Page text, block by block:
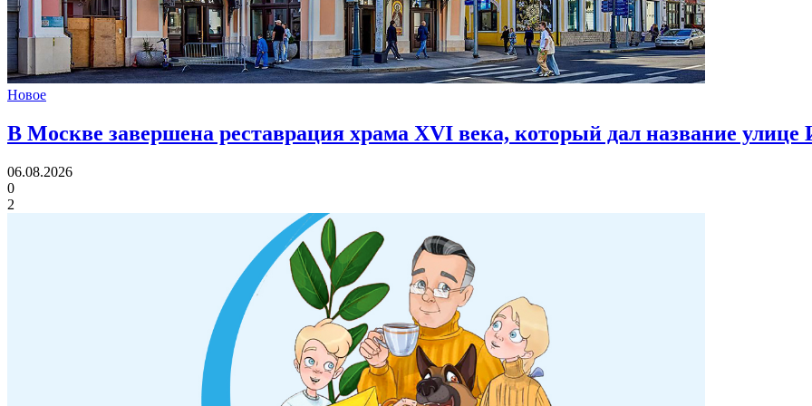
Новое
В Москве завершена реставрация храма XVI века, который дал название улице
06.08.2026
0
2